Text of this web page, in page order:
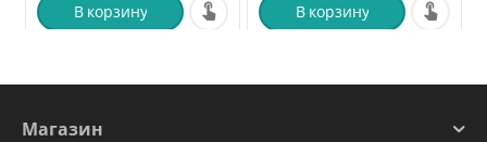
В корзину В корзину
Магазин